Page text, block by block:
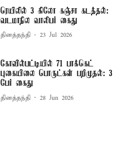
ரெயிலில் 3 கிலோ கஞ்சா கடத்தல்:
வடமாநில வாலிபர் கைது
தினத்தந்தி 23 Jul 2026
கோவில்பட்டியில் 71 பாக்கெட்
புகையிலை பொருட்கள் பறிமுதல்: 3
பேர் கைது
தினத்தந்தி 28 Jun 2026